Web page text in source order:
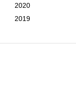
2020
2019